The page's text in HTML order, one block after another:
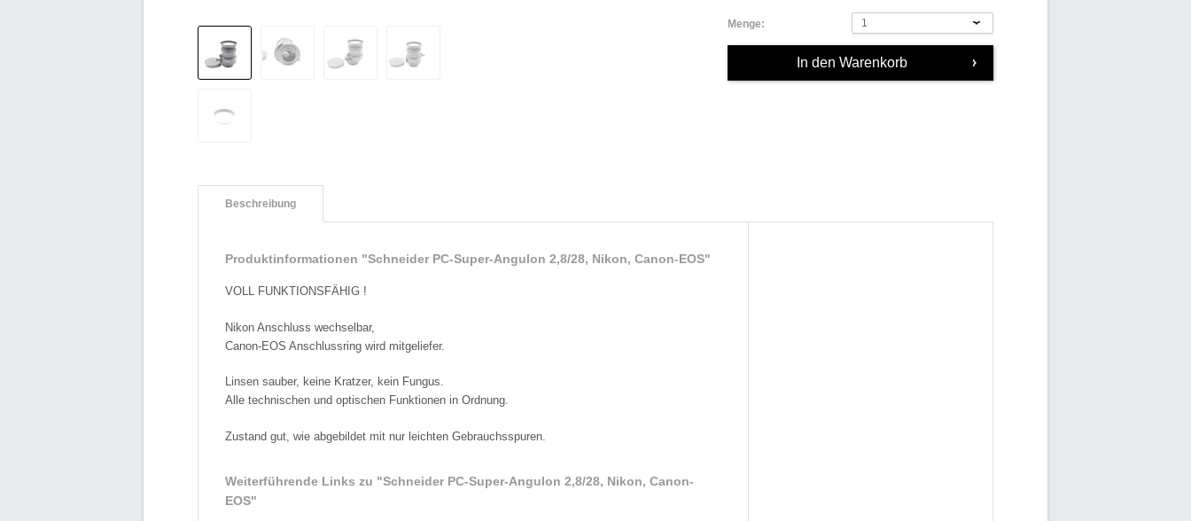
Menge: 1
Beschreibung
Produktinformationen "Schneider PC-Super-Angulon 2,8/28, Nikon, Canon-EOS"
VOLL FUNKTIONSFÄHIG !
Nikon Anschluss wechselbar,
Canon-EOS Anschlussring wird mitgeliefer.
Linsen sauber, keine Kratzer, kein Fungus.
Alle technischen und optischen Funktionen in Ordnung.
Zustand gut, wie abgebildet mit nur leichten Gebrauchsspuren.
Weiterführende Links zu "Schneider PC-Super-Angulon 2,8/28, Nikon, Canon-
EOS"